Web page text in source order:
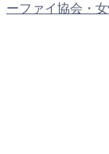
ーファイ協会・